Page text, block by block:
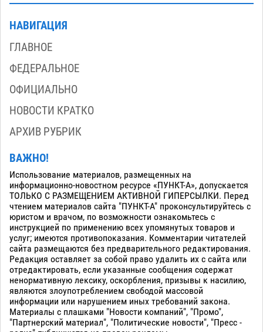
НАВИГАЦИЯ
ГЛАВНОЕ
ФЕДЕРАЛЬНОЕ
ОФИЦИАЛЬНО
НОВОСТИ КРАТКО
АРХИВ РУБРИК
ВАЖНО!
Использование материалов, размещенных на
информационно-новостном ресурсе «ПУНКТ-А», допускается
ТОЛЬКО С РАЗМЕЩЕНИЕМ АКТИВНОЙ ГИПЕРСЫЛКИ. Перед
чтением материалов сайта "ПУНКТ-А" проконсультируйтесь с
юристом и врачом, по возможности ознакомьтесь с
инструкцией по применению всех упомянутых товаров и
услуг; имеются противопоказания. Комментарии читателей
сайта размещаются без предварительного редактирования.
Редакция оставляет за собой право удалить их с сайта или
отредактировать, если указанные сообщения содержат
ненормативную лексику, оскорбления, призывы к насилию,
являются злоупотреблением свободой массовой
информации или нарушением иных требований закона.
Материалы с плашками "Новости компаний", "Промо",
"Партнерский материал", "Политические новости", "Пресс -